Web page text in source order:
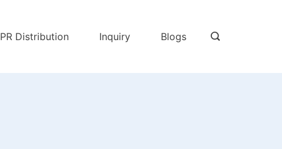
PR Distribution Inquiry Blogs